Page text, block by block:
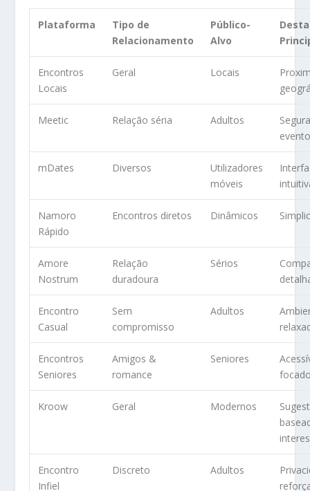
Plataforma
Tipo de
Relacionamento
Público-
Alvo
Encontros
Locais
Geral Locais
Meetic Relação séria Adultos
mDates Diversos
Utilizadores
móveis
Namoro
Rápido
Encontros diretos Dinâmicos
Amore
Nostrum
Relação
duradoura
Sérios
Encontro
Casual
Sem
compromisso
Adultos
Encontros
Seniores
Amigos &
romance
Seniores
Kroow Geral Modernos
Encontro
Infiel
Discreto Adultos